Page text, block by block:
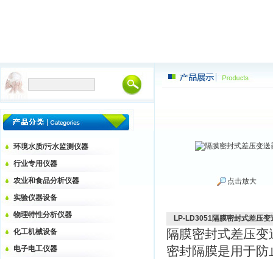
环境水质/污水监测仪器
行业专用仪器
农业和食品分析仪器
实验仪器设备
物理特性分析仪器
化工机械设备
电子电工仪器
点击放大
LP-LD3051隔膜密封式差压变
隔膜密封式差
密封隔膜是用于